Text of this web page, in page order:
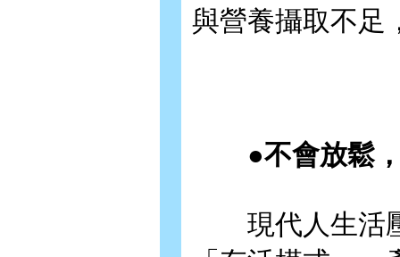
與營養攝取不足
●不會放鬆，
現代人生活壓